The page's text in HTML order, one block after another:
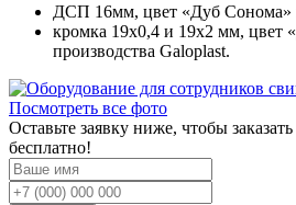
ДСП 16мм, цвет «Дуб Сонома»
кромка 19х0,4 и 19х2 мм, цвет
производства Galoplast.
Посмотреть все фото
Оставьте заявку ниже, чтобы
бесплатно!